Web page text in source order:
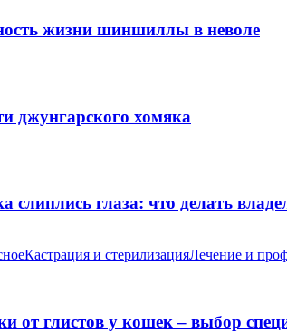
жизни шиншиллы в неволе
джунгарского хомяка
слиплись глаза: что делать
Кастрация и стерилизацияЛечение и
от глистов у кошек – выбор